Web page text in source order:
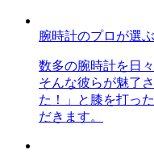
腕時計のプロが選
数多の腕時計を日
そんな彼らが魅了
た！」と膝を打っ
だきます。